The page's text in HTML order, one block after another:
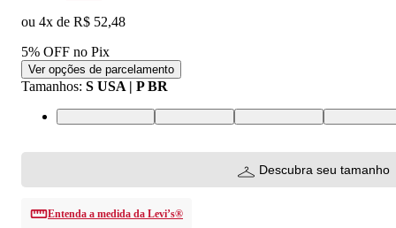
ou 4x de R$ 52,48
5% OFF no Pix
Ver opções de parcelamento
Tamanhos: S USA | P BR
XS USA | PP BRS USA | P BRM USA | M BRL USA | G
Descubra seu tamanho
Entenda a medida da Levi’s®